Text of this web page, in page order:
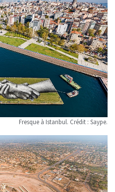
Fresque à Istanbul. Crédit : Saype.